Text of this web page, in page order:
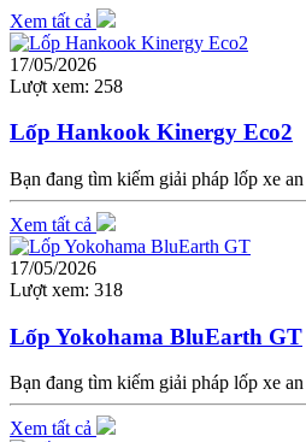
Xem tất cả
17/05/2026
Lượt xem: 258
Lốp Hankook Kinergy Eco2
Bạn đang tìm kiếm giải pháp lốp xe
Xem tất cả
17/05/2026
Lượt xem: 318
Lốp Yokohama BluEarth GT
Bạn đang tìm kiếm giải pháp lốp xe
Xem tất cả